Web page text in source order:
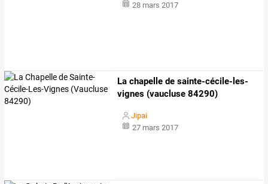
28 mars 2017
La chapelle de sainte-cécile-les-
vignes (vaucluse 84290)
Jipai
27 mars 2017